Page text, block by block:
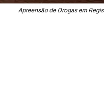
Apreensão de Drogas em